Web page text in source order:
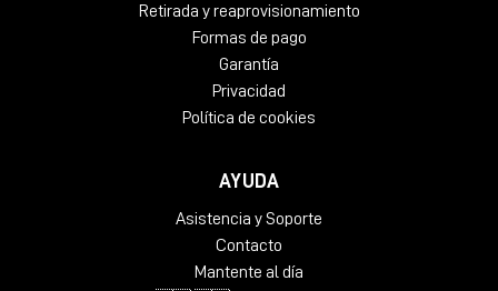
Retirada y reaprovisionamiento
Formas de pago
Garantía
Privacidad
Política de cookies
AYUDA
Asistencia y Soporte
Contacto
Mantente al día